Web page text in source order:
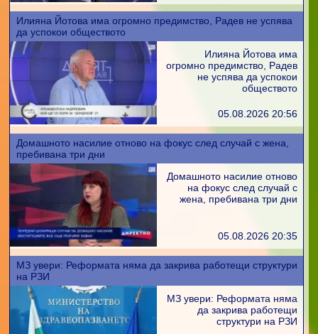
Илияна Йотова има огромно предимство, Радев не успява
да успокои обществото
Илияна Йотова има
огромно предимство, Радев
не успява да успокои
обществото
05.08.2026 20:56
Домашното насилие отново на фокус след случай с жена,
пребивана три дни
Домашното насилие отново
на фокус след случай с
жена, пребивана три дни
05.08.2026 20:35
МЗ увери: Реформата няма да закрива работещи структури
на РЗИ
МЗ увери: Реформата няма
да закрива работещи
структури на РЗИ